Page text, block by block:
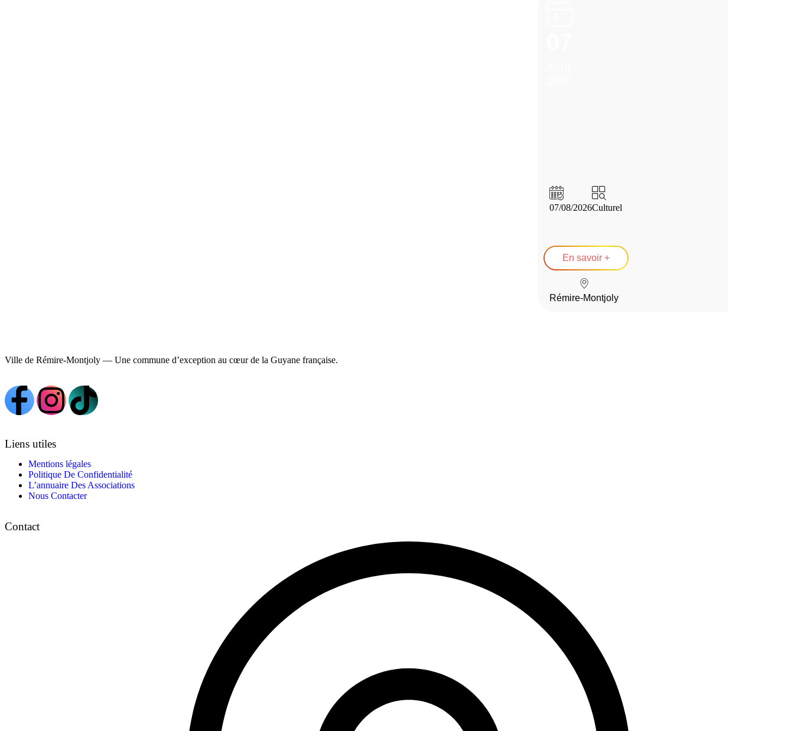
07/08/2026Culturel
En savoir +
Rémire-Montjoly
Ville de Rémire-Montjoly — Une commune d’exception au cœur de la Guyane française.
Liens utiles
Mentions légales
Politique De Confidentialité
L’annuaire Des Associations
Nous Contacter
Contact